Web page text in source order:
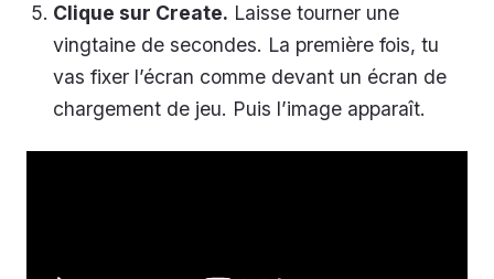
Clique sur Create. Laisse tourner une
vingtaine de secondes. La première fois, tu
vas fixer l’écran comme devant un écran de
chargement de jeu. Puis l’image apparaît.